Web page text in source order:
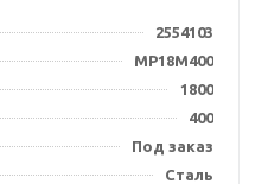
2554103
MP18M400
1800
400
Под заказ
Сталь